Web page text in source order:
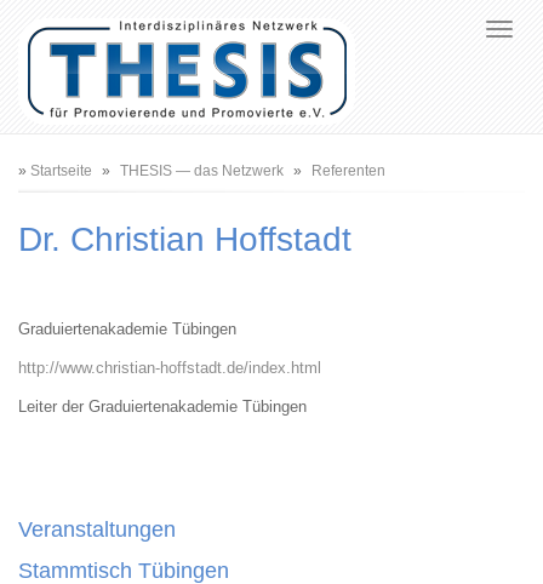
Pfadnavigation
Startseite THESIS — das Netzwerk Referenten
Dr. Christian Hoffstadt
Graduiertenakademie Tübingen
http://www.christian-hoffstadt.de/index.html
Leiter der Graduiertenakademie Tübingen
Veranstaltungen
Stammtisch Tübingen